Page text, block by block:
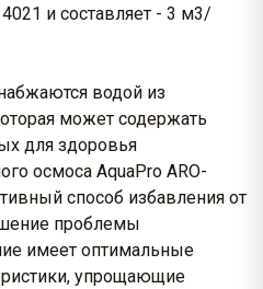
и составляет - 3 м3/
водой из
может содержать
для здоровья
осмоса AquaPro ARO-
способ избавления от
проблемы
имеет оптимальные
упрощающие